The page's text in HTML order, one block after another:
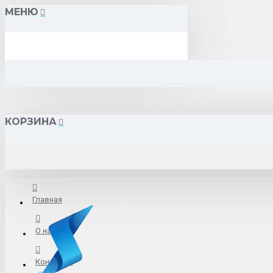
МЕНЮ
КОРЗИНА
Главная
О нас
Контакты